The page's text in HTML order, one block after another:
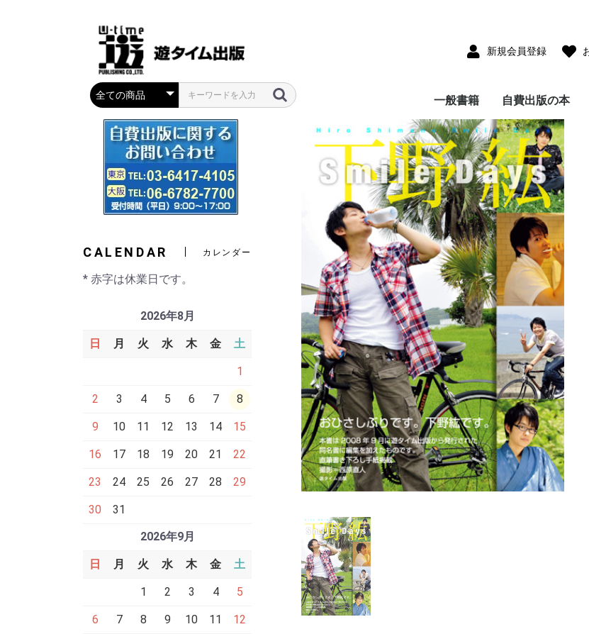
新規会員登録
一般書籍
児童書(童話・絵本・
紙芝居)
雑貨付き書籍
小説・フィクション
写真集
サブカルチャー
教育・思想・科学・哲
学
エッセイ・ノンフィク
ション
ビジネス
ガイド・紀行・歴史
趣味・実用・娯楽
画集・美術・工芸
自費出版の本
画集
ポストカードコ
ョン
CD-ROM
児童書(童話・絵
紙芝居)
エッセイ・ノン
ション
小説・フィクシ
教育・思想・科
学
ビジネス
ガイド・紀行・
趣味・実用・娯
写真集
CALENDAR カレンダー
* 赤字は休業日です。
2026年8月
日 月 火 水 木 金 土
1
2 3 4 5 6 7 8
9 10 11 12 13 14 15
16 17 18 19 20 21 22
23 24 25 26 27 28 29
30
31
2026年9月
日 月 火 水 木 金 土
1 2 3 4 5
6 7 8 9 10 11 12